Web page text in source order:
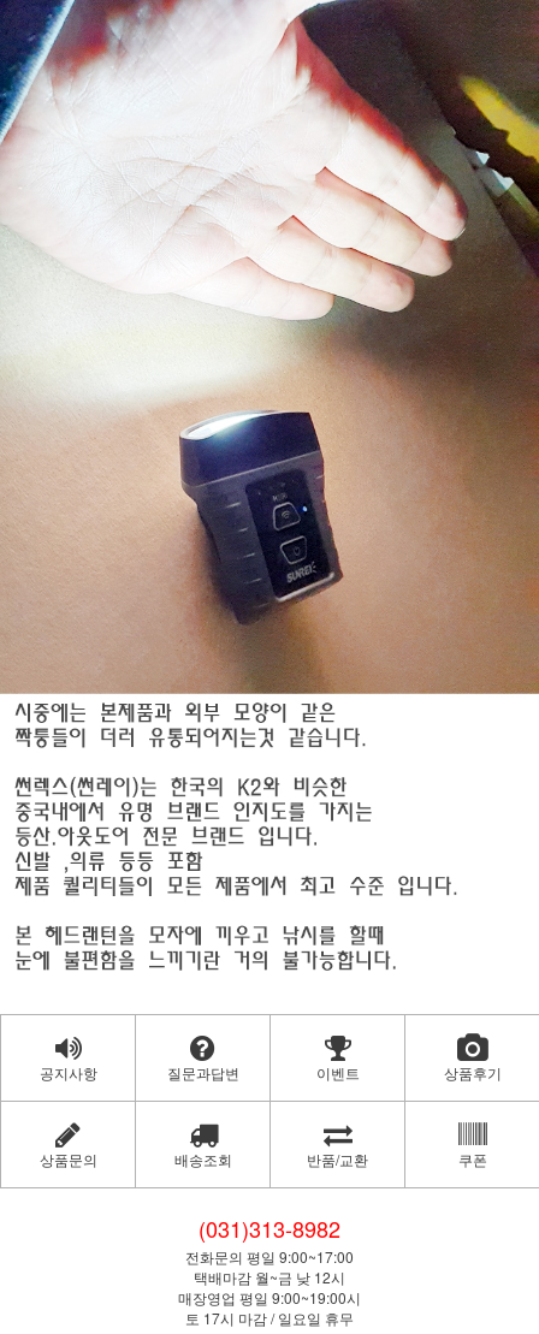
공지사항 질문과답변 이벤트 상품후기
상품문의 배송조회 반품/교환 쿠폰
(031)313-8982
전화문의 평일 9:00~17:00
택배마감 월~금 낮 12시
매장영업 평일 9:00~19:00시
토 17시 마감 / 일요일 휴무